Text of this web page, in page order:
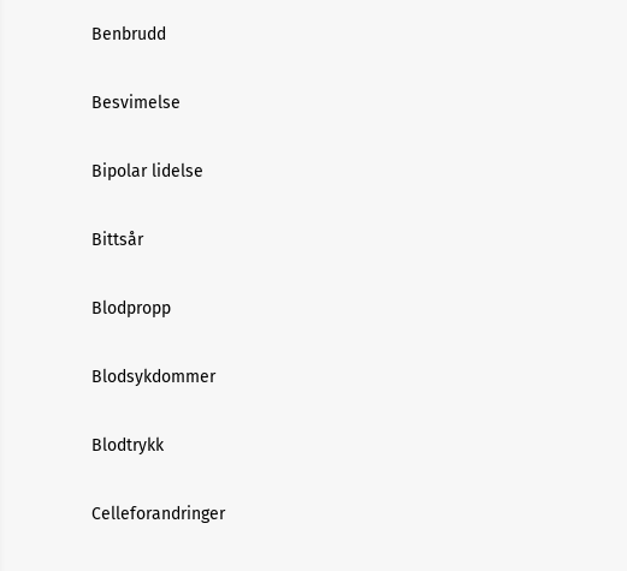
Benbrudd
Besvimelse
Bipolar lidelse
Bittsår
Blodpropp
Blodsykdommer
Blodtrykk
Celleforandringer